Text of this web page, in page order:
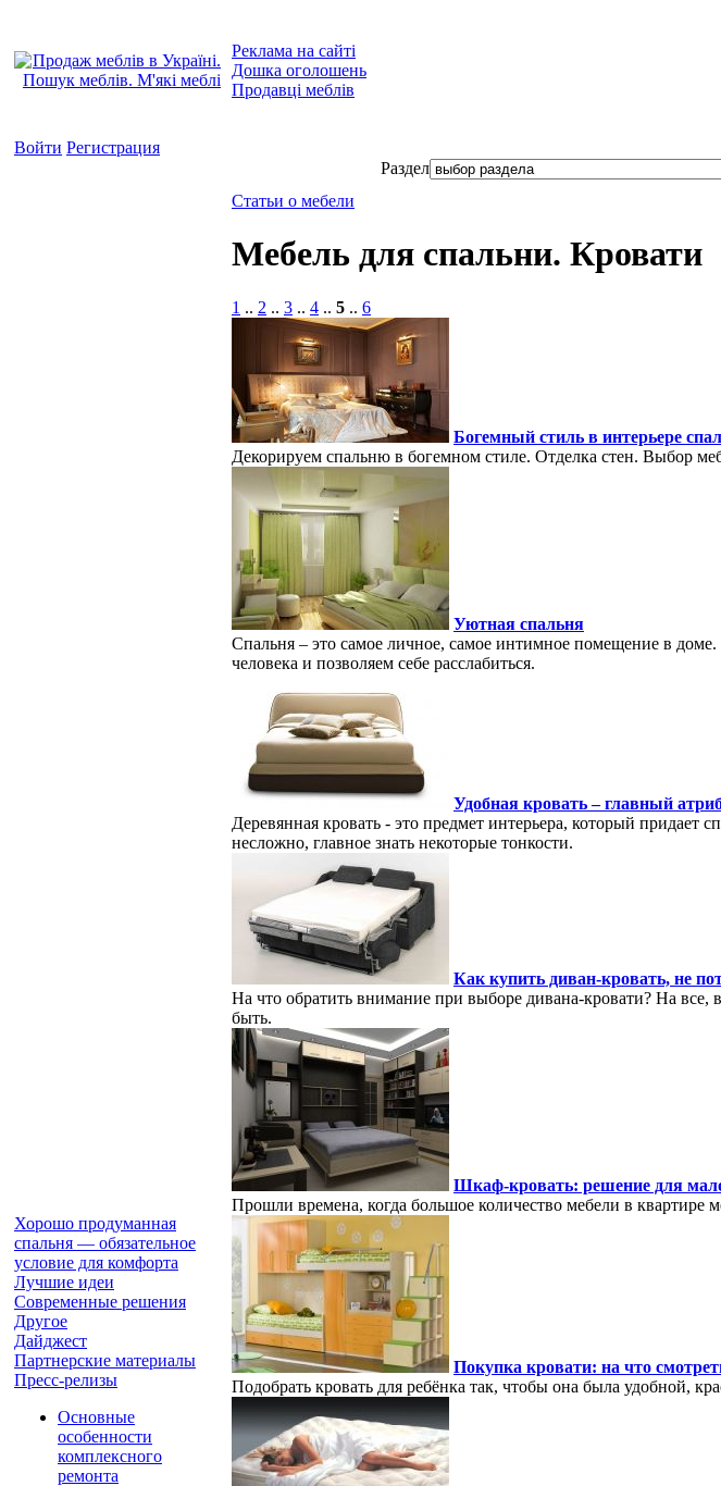
Реклама на сайті
Дошка оголошень
Продавці меблів
Войти Регистрация
Раздел
Хорошо продуманная
спальня — обязательное
условие для комфорта
Лучшие идеи
Современные решения
Другое
Дайджест
Партнерские материалы
Пресс-релизы
Основные
особенности
комплексного
ремонта
Статьи о мебели
Мебель для спальни. Кровати
1 .. 2 .. 3 .. 4 .. 5 .. 6
Богемный стиль в интерьере
Декорируем спальню в богемном стиле. Отделка стен. Выбор
Уютная спальня
Спальня – это самое личное, самое интимное помещение в
человека и позволяем себе расслабиться.
Удобная кровать – главный
Деревянная кровать - это предмет интерьера, который придает
несложно, главное знать некоторые тонкости.
Как купить диван-кровать, не
На что обратить внимание при выборе дивана-кровати? На
быть.
Шкаф-кровать: решение для
Прошли времена, когда большое количество мебели в квартире
Покупка кровати: на что
Подобрать кровать для ребёнка так, чтобы она была удобной,